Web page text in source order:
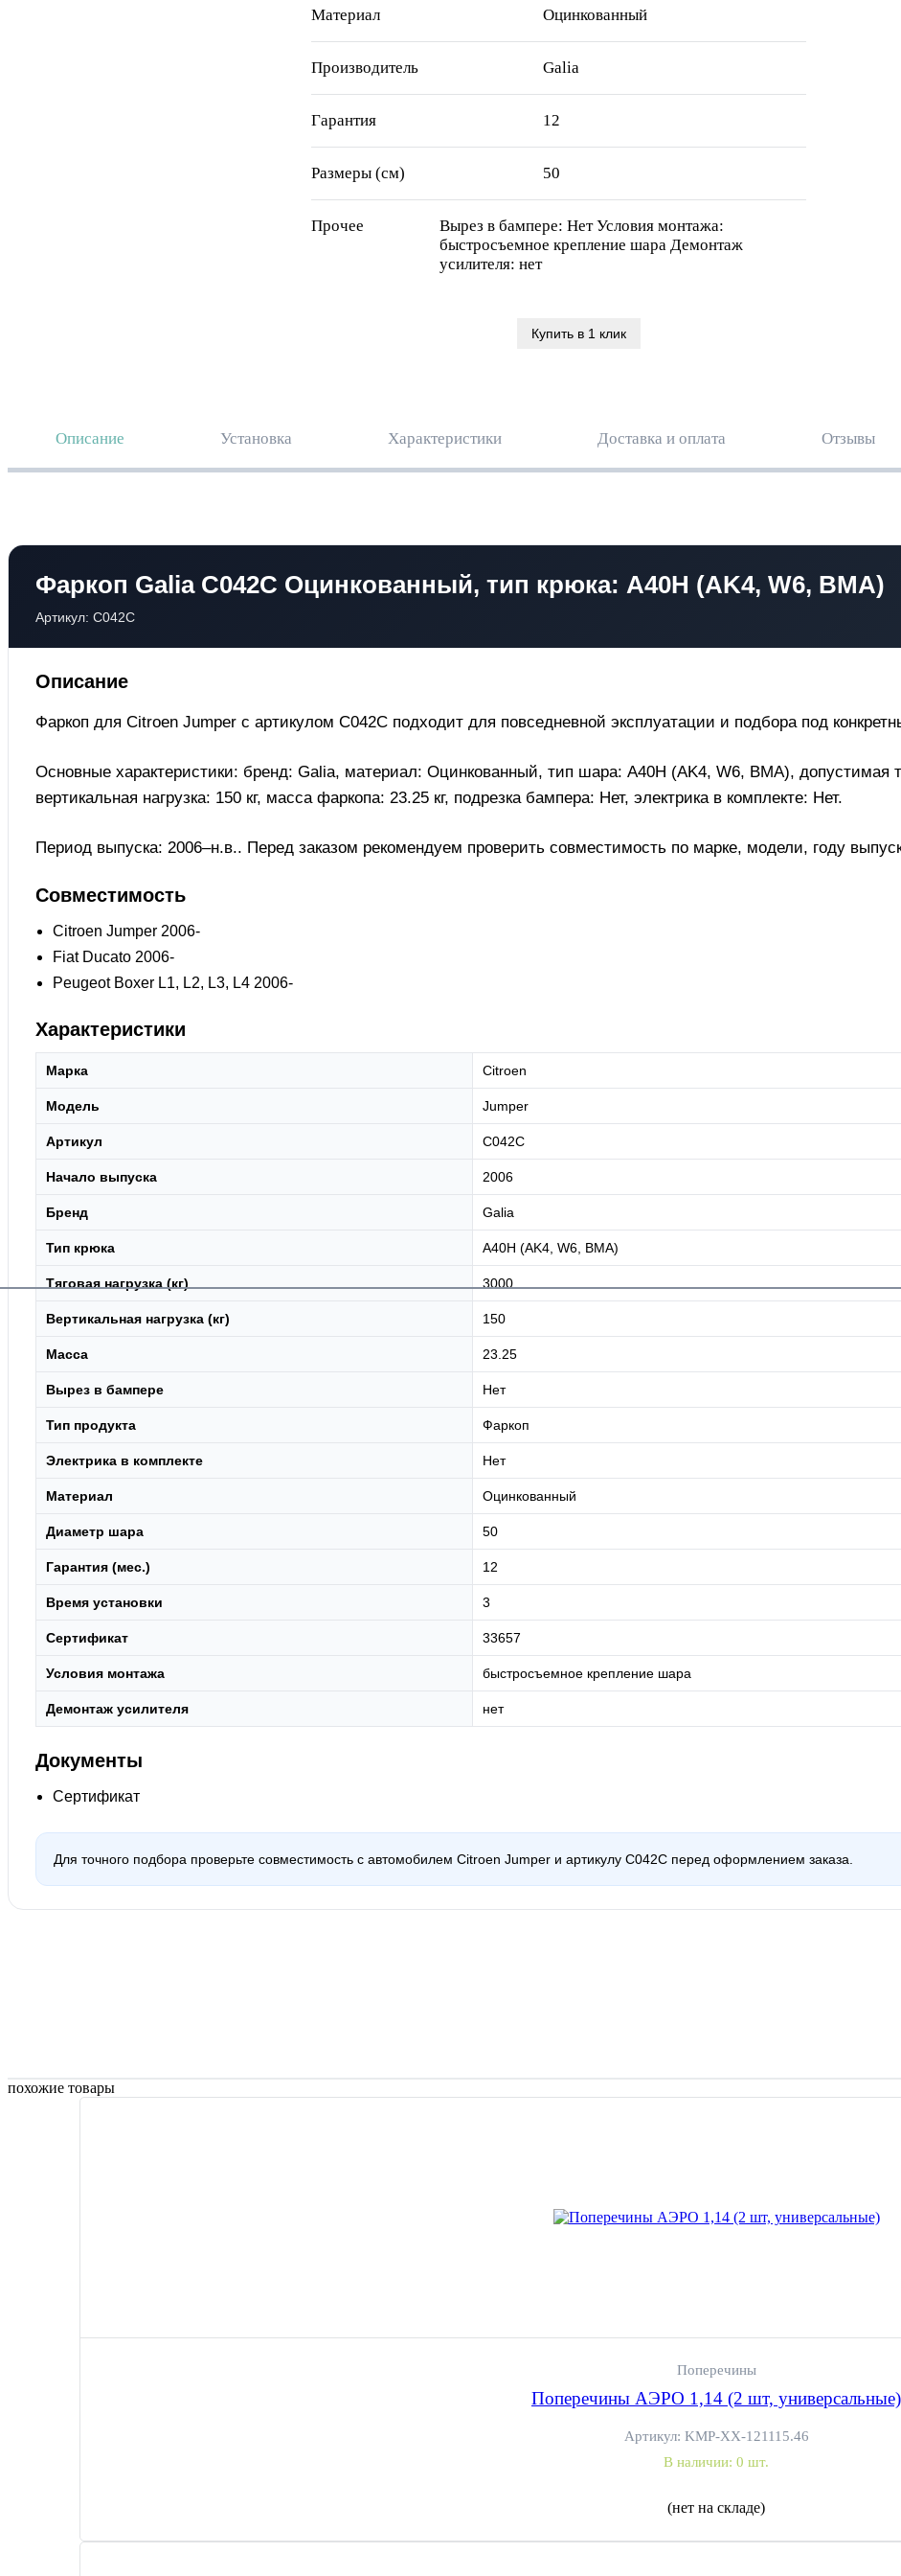
Материал Оцинкованный
Производитель Galia
Гарантия 12
Размеры (см) 50
Прочее
Вырез в бампере: Нет Условия монтажа:
быстросъемное крепление шара Демонтаж
усилителя: нет
Купить в 1 клик
Описание Установка Характеристики Доставка и оплата Отзывы
Фаркоп Galia C042C Оцинкованный, тип крюка: А40H (AK4, W6, BMA)
Артикул: C042C
Описание
Фаркоп для Citroen Jumper с артикулом C042C подходит для повседневной эксплуатации и подбора под
Основные характеристики: бренд: Galia, материал: Оцинкованный, тип шара: А40H (AK4, W6, BMA), допустимая
вертикальная нагрузка: 150 кг, масса фаркопа: 23.25 кг, подрезка бампера: Нет, электрика в комплекте: Нет.
Период выпуска: 2006–н.в.. Перед заказом рекомендуем проверить совместимость по марке, модели, году
Совместимость
Citroen Jumper 2006-
Fiat Ducato 2006-
Peugeot Boxer L1, L2, L3, L4 2006-
Характеристики
Марка Citroen
Модель Jumper
Артикул C042C
Начало выпуска 2006
Бренд Galia
Тип крюка А40H (AK4, W6, BMA)
Тяговая нагрузка (кг) 3000
Вертикальная нагрузка (кг) 150
Масса 23.25
Вырез в бампере Нет
Тип продукта Фаркоп
Электрика в комплекте Нет
Материал Оцинкованный
Диаметр шара 50
Гарантия (мес.) 12
Время установки 3
Сертификат 33657
Условия монтажа быстросъемное крепление шара
Демонтаж усилителя нет
Документы
Сертификат
Для точного подбора проверьте совместимость с автомобилем Citroen Jumper и артикулу C042C перед оформлением заказа.
похожие товары
Поперечины
Поперечины АЭРО 1,14 (2 шт, универсальные)
Артикул: KMP-XX-121115.46
В наличии: 0 шт.
(нет на складе)